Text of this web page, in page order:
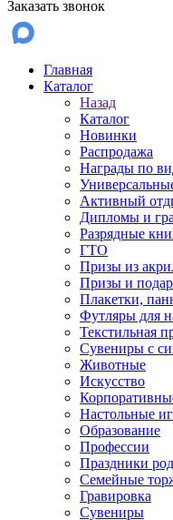
Заказать звонок
Главная
Каталог
Назад
Каталог
Новинки
Распродажа
Награды по
Активный
Дипломы и
Разрядные
ГТО
Призы из
Призы и
Плакетки,
Футляры для
Текстильная
Сувениры с
Животные
Искусство
Настольные
Образование
Профессии
Праздники
Семейные
Гравировка
Сувениры